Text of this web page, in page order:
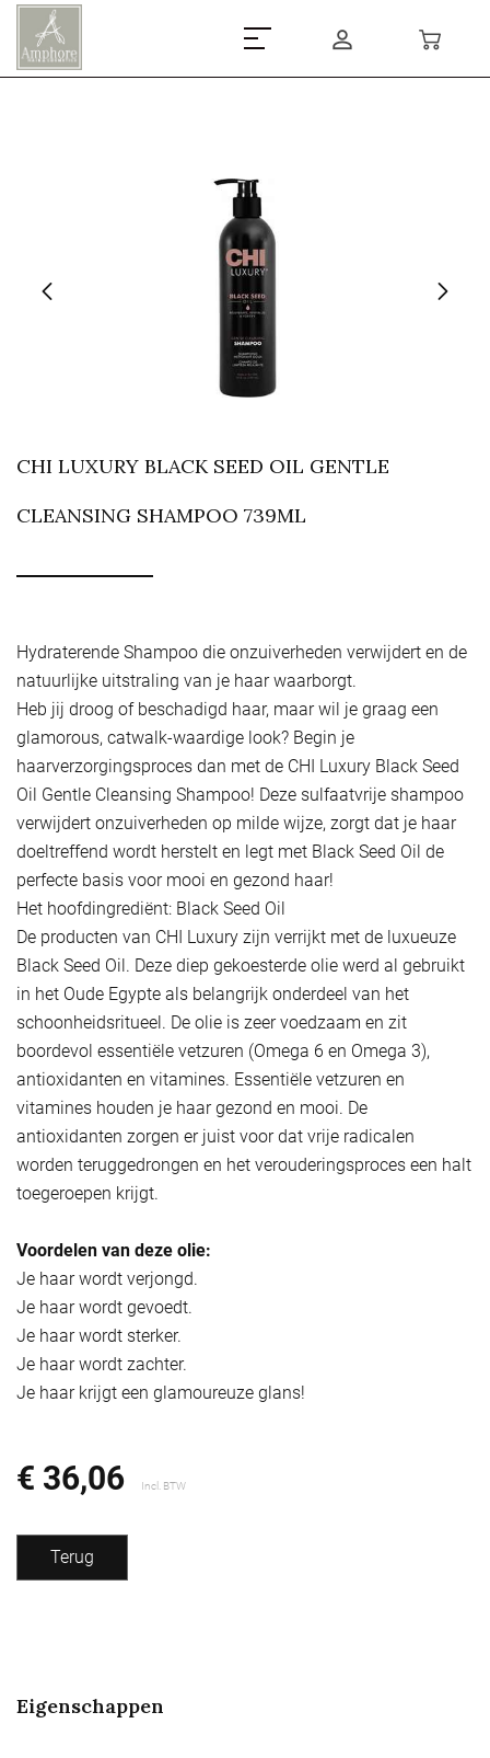
CHI LUXURY BLACK SEED OIL GENTLE
CLEANSING SHAMPOO 739ML
Hydraterende Shampoo die onzuiverheden verwijdert en de
natuurlijke uitstraling van je haar waarborgt.
Heb jij droog of beschadigd haar, maar wil je graag een
glamorous, catwalk-waardige look? Begin je
haarverzorgingsproces dan met de CHI Luxury Black Seed
Oil Gentle Cleansing Shampoo! Deze sulfaatvrije shampoo
verwijdert onzuiverheden op milde wijze, zorgt dat je haar
doeltreffend wordt herstelt en legt met Black Seed Oil de
perfecte basis voor mooi en gezond haar!
Het hoofdingrediënt: Black Seed Oil
De producten van CHI Luxury zijn verrijkt met de luxueuze
Black Seed Oil. Deze diep gekoesterde olie werd al gebruikt
in het Oude Egypte als belangrijk onderdeel van het
schoonheidsritueel. De olie is zeer voedzaam en zit
boordevol essentiële vetzuren (Omega 6 en Omega 3),
antioxidanten en vitamines. Essentiële vetzuren en
vitamines houden je haar gezond en mooi. De
antioxidanten zorgen er juist voor dat vrije radicalen
worden teruggedrongen en het verouderingsproces een halt
toegeroepen krijgt.
Voordelen van deze olie:
Je haar wordt verjongd.
Je haar wordt gevoedt.
Je haar wordt sterker.
Je haar wordt zachter.
Je haar krijgt een glamoureuze glans!
€ 36,06 Incl. BTW
Terug
Eigenschappen